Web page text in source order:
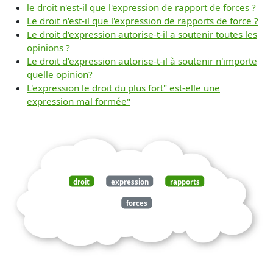
le droit n'est-il que l'expression de rapport de forces ?
Le droit n'est-il que l'expression de rapports de force ?
Le droit d'expression autorise-t-il a soutenir toutes les
opinions ?
Le droit d'expression autorise-t-il à soutenir n'importe
quelle opinion?
L'expression le droit du plus fort" est-elle une
expression mal formée"
droit expression rapports
forces